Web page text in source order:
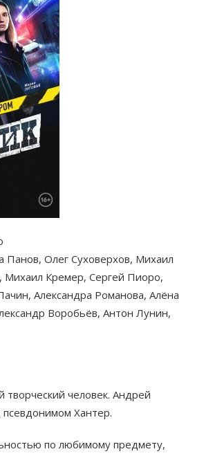
Панов, Олег Суховерхов, Михаил
Михаил Кремер, Сергей Пиоро,
Александра Романова, Алёна
Воробьёв, Антон Лунин,
человек. Андрей
Хантер.
по любимому предмету,